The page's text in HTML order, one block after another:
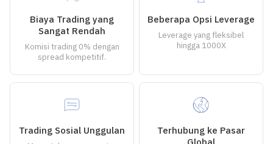
Biaya Trading yang
Sangat Rendah
Komisi trading 0% dengan
spread kompetitif.
Beberapa Opsi Leverage
Leverage yang fleksibel
hingga 1000X
Trading Sosial Unggulan
Terhubung ke Pasar